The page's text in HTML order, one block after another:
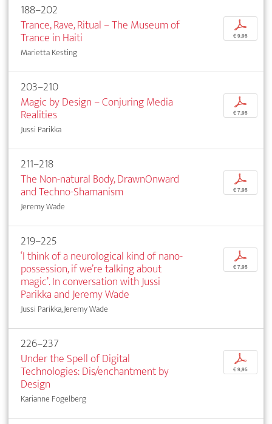
188–202
Trance, Rave, Ritual – The Museum of
Trance in Haiti
Marietta Kesting
p
€ 9,95
203–210
Magic by Design – Conjuring Media
Realities
Jussi Parikka
p
€ 7,95
211–218
The Non-natural Body, DrawnOnward
and Techno-Shamanism
Jeremy Wade
p
€ 7,95
219–225
‘I think of a neurological kind of nano-
possession, if we’re talking about
magic’. In conversation with Jussi
Parikka and Jeremy Wade
Jussi Parikka, Jeremy Wade
p
€ 7,95
226–237
Under the Spell of Digital
Technologies: Dis/enchantment by
Design
Karianne Fogelberg
p
€ 9,95